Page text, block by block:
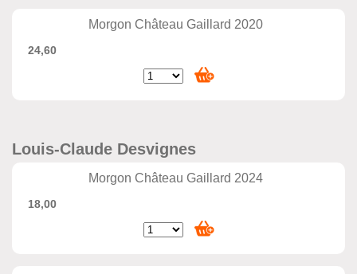
Morgon Château Gaillard 2020
24,60
Louis-Claude Desvignes
Morgon Château Gaillard 2024
18,00